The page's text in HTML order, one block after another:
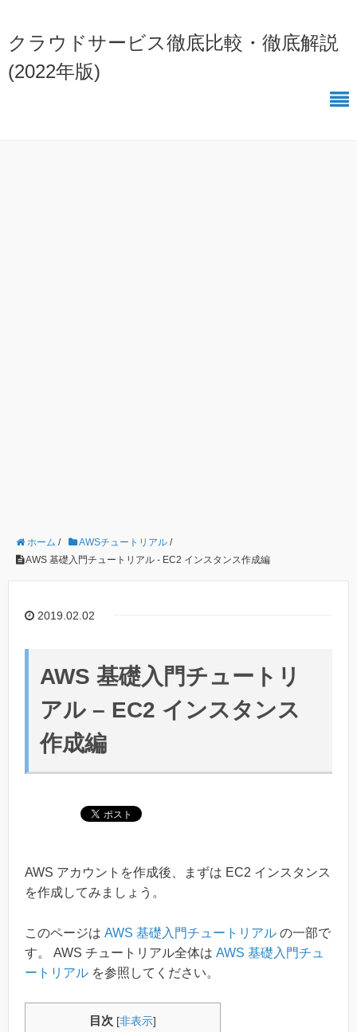
クラウドサービス徹底比較・徹底解説
(2022年版)
ホーム / AWSチュートリアル /
AWS 基礎入門チュートリアル - EC2 インスタンス作成編
2019.02.02
AWS 基礎入門チュートリ
アル – EC2 インスタンス
作成編
AWS アカウントを作成後、まずは EC2 インスタンス
を作成してみましょう。
このページは AWS 基礎入門チュートリアル の一部で
す。 AWS チュートリアル全体は AWS 基礎入門チュ
ートリアル を参照してください。
目次 [非表示]